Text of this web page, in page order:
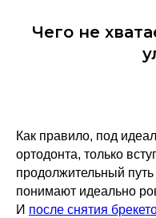
Чего не
Как правило, под
ортодонта, только
продолжительный путь
понимают идеально
И после снятия